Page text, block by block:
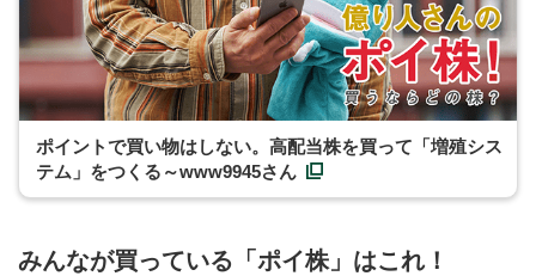
ポイントで買い物はしない。高配当株を買って「増殖シス
テム」をつくる～www9945さん
みんなが買っている「ポイ株」はこれ！